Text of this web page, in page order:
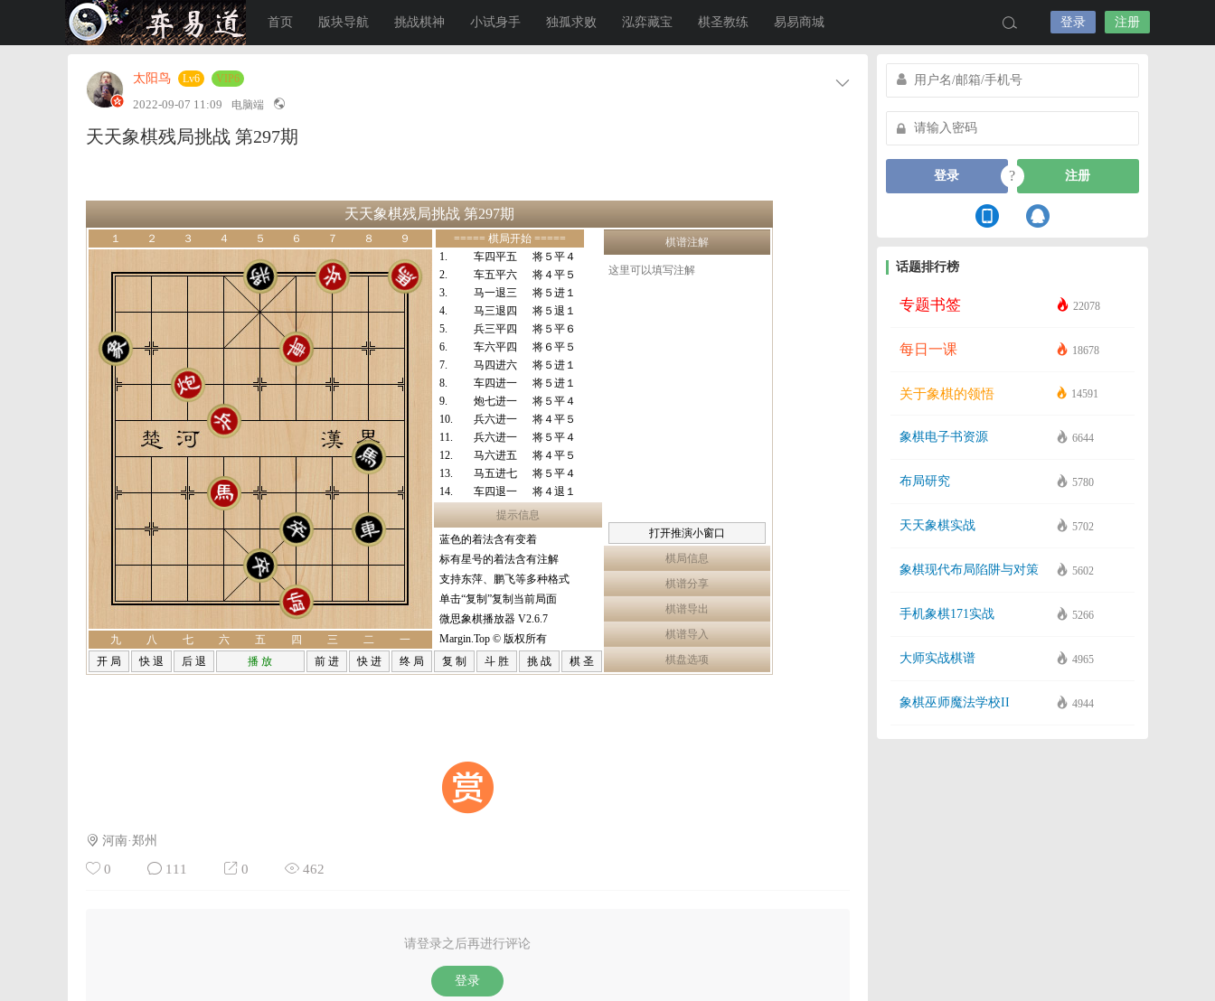
首页 版块导航 挑战棋神 小试身手 独孤求败 泓弈藏宝 棋圣教练 易易商城 登录 注册
太阳鸟 Lv6 VIP6
2022-09-07 11:09 电脑端
天天象棋残局挑战 第297期
天天象棋残局挑战 第297期
提示信息
蓝色的着法含有变着
标有星号的着法含有注解
支持东萍、鹏飞等多种格式
单击“复制”复制当前局面
微思象棋播放器 V2.6.7
Margin.Top © 版权所有
===== 棋局开始 =====
1.
车四平五
将５平４
2.
车五平六
将４平５
3.
马一退三
将５进１
4.
马三退四
将５退１
5.
兵三平四
将５平６
6.
车六平四
将６平５
7.
马四进六
将５进１
8.
车四进一
将５进１
9.
炮七进一
将５平４
10.
兵六进一
将４平５
11.
兵六进一
将５平４
12.
马六进五
将４平５
13.
马五进七
将５平４
14.
车四退一
将４退１
炮七进一
将４平５
16.
车四平五
将５平６
17.
马七进六
一
二
三
四
五
六
七
八
九
１ ２ ３ ４ ５ ６ ７ ８ ９
开 局 快 退 后 退 播 放 前 进 快 进 终 局 复 制
棋谱注解
打开推演小窗口
棋局信息
棋谱分享
棋谱导出
棋谱导入
棋盘选项
河南·郑州
0 111 0 462
请登录之后再进行评论
登录
登录 ? 注册
话题排行榜
专题书签 22078
每日一课 18678
关于象棋的领悟 14591
象棋电子书资源 6644
布局研究 5780
天天象棋实战 5702
象棋现代布局陷阱与对策 5602
手机象棋171实战 5266
大师实战棋谱 4965
象棋巫师魔法学校II 4944